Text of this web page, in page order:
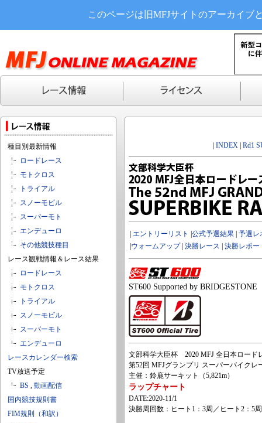
このページは旧MFJサイトのアーカイブ
種目別最新情報
ロードレース
モトクロス
トライアル
スノーモビル
スーパーモト
エンデューロ
その他競技種目
レース観戦情報＆レース結果
ロードレース
モトクロス
トライアル
スノーモビル
スーパーモト
エンデューロ
レースカレンダー検索
TV放送予定
BS , 動画配信
国内競技規則書
FIM規則（和訳）
INDEX Rd1
エントリーリスト 公式予選結果 予選レ
ウォームアップ| 決勝レース 決勝レポー
ST600 Supported by BRIDGESTONE
文部科学大臣杯 2020 MFJ 全日本ロード
第52回 MFJグランプリ スーパーバイクレ
主催：鈴鹿サーキット（5,821m）
ラップチャート
DATE:2020-11/1
決勝周回数：ヒート1：3周／ヒート2：5周